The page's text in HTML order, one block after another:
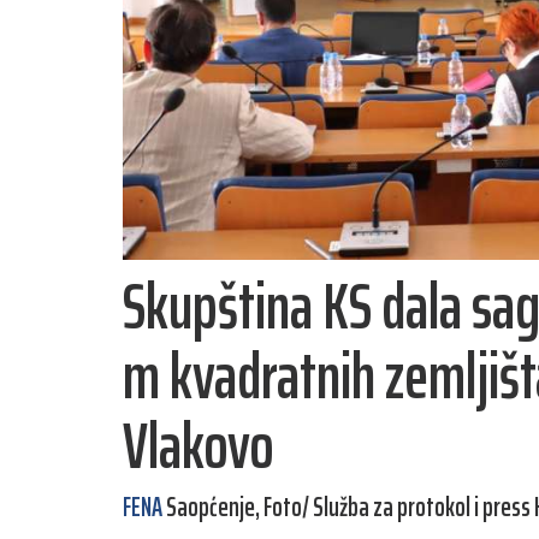
Skupština KS dala
m kvadratnih
Vlakovo
FENASaopćenje, Foto/ Služba za protokol i press